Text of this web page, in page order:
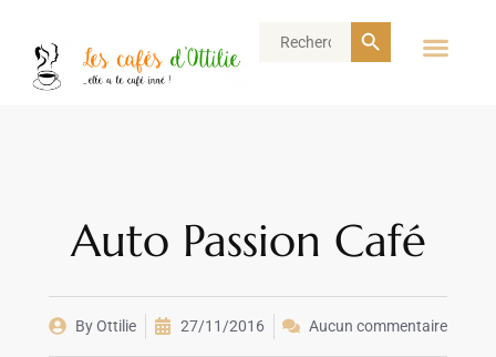
Search
Search Button
Auto Passion Café
ByOttilie 27/11/2016 Aucun commentaire